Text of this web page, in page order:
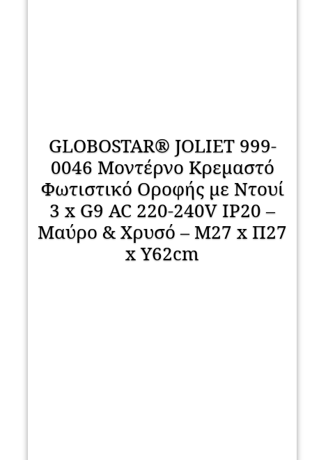
GLOBOSTAR® JOLIET 999-
0046 Μοντέρνο Κρεμαστό
Φωτιστικό Οροφής με Ντουί
3 x G9 AC 220-240V IP20 –
Μαύρο & Χρυσό – Μ27 x Π27
x Y62cm